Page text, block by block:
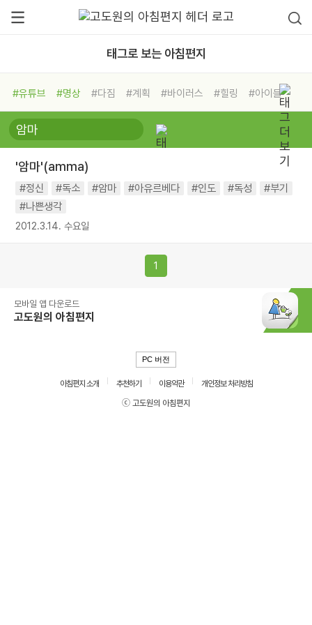
태그로 보는 아침편지
#유튜브 #명상 #다짐 #계획 #바이러스 #힐링
#아이들
#비전캠프
#독서캠프 #삶
#희망
#나눔 #친구 #링컨학교
#독서
#건강 #면역력
'암마'(amma)
#정신 #독소 #암마 #아유르베다 #인도 #독성
#부기
#나쁜생각
2012.3.14. 수요일
1
모바일 앱 다운로드
고도원의 아침편지
PC 버전
아침편지 소개 추천하기 이용약관
개인정보 처리방침
ⓒ 고도원의 아침편지